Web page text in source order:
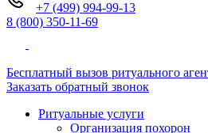
+7 (499) 994-99-13
8 (800) 350-11-69
Бесплатный вызов ритуального
Заказать обратный звонок
Ритуальные услуги
Организация похорон